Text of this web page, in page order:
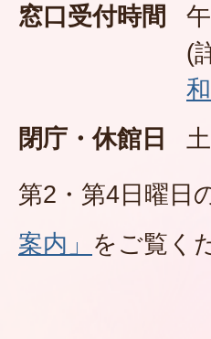
窓口受付時間
(
閉庁・休館日
第2・第4日曜日
案内」 をご覧く